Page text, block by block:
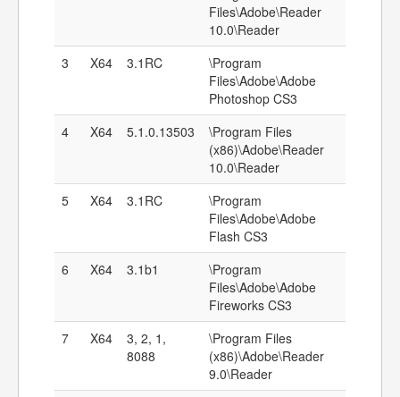
Files\Adobe\Reader
10.0\Reader
3
X64 3.1RC
\Program
Files\Adobe\Adobe
Photoshop CS3
4
X64 5.1.0.13503
\Program Files
(x86)\Adobe\Reader
10.0\Reader
5
X64 3.1RC
\Program
Files\Adobe\Adobe
Flash CS3
6
X64 3.1b1
\Program
Files\Adobe\Adobe
Fireworks CS3
7
X64
3, 2, 1,
8088
\Program Files
(x86)\Adobe\Reader
9.0\Reader